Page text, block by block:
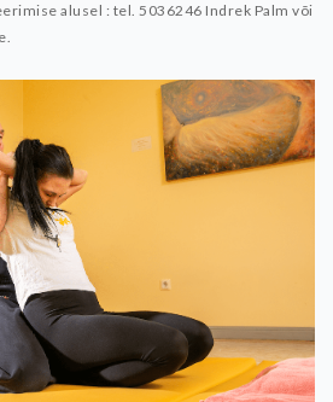
alusel : tel. 5036246 Indrek Palm või